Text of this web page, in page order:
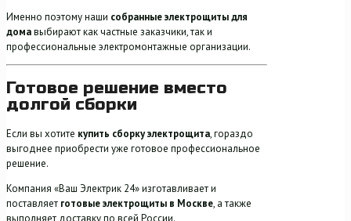
Именно поэтому наши собранные электрощиты для
домавыбирают как частные заказчики, так и
профессиональные электромонтажные организации.
Готовое решение вместо
долгой сборки
Если вы хотите купить сборку электрощита, гораздо
выгоднее приобрести уже готовое профессиональное
решение.
Компания «Ваш Электрик 24» изготавливает и
поставляет готовые электрощиты в Москве, а также
выполняет доставку по всей России.